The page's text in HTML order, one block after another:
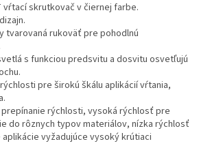
vŕtací skrutkovač v čiernej farbe.
tvarovaná rukoväť pre pohodlnú
s funkciou predsvitu a dosvitu osvetľujú
pre širokú škálu aplikácií vŕtania,
rýchlosti, vysoká rýchlosť pre
do rôznych typov materiálov, nízka rýchlosť
vyžadujúce vysoký krútiaci